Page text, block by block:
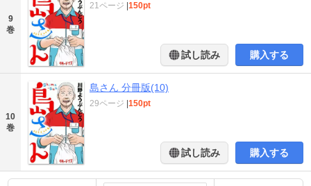
9
巻
21ページ 150pt
試し読み 購入する
10
巻
島さん 分冊版(10)
29ページ 150pt
試し読み 購入する